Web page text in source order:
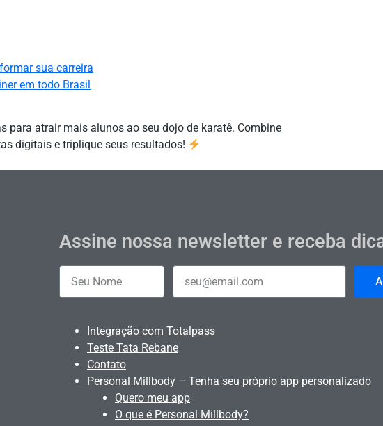
sua carreira
em todo Brasil
para atrair mais alunos ao seu dojo de karatê. Combine
digitais e triplique seus resultados!
Assine nossa newsletter e receba
Integração com Totalpass
Teste Tata Rebane
Contato
Personal Millbody – Tenha seu próprio app personalizado
Quero meu app
O que é Personal Millbody?